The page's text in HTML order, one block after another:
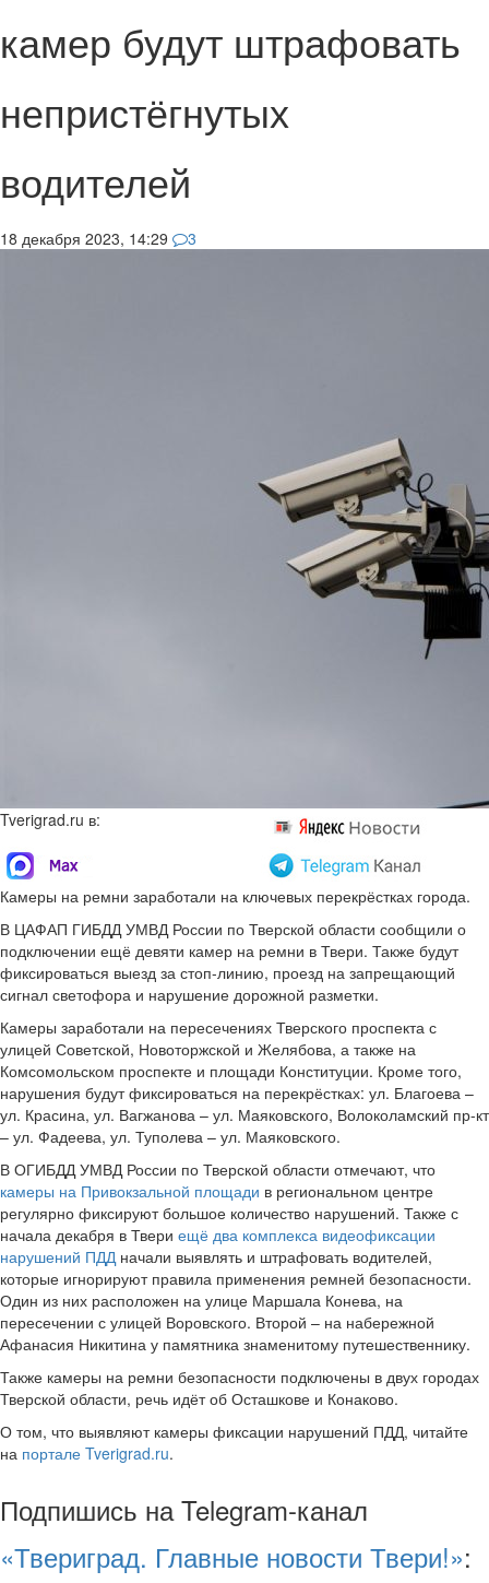
камер будут штрафовать
непристёгнутых
водителей
18 декабря 2023, 14:29 3
Tverigrad.ru в:
Камеры на ремни заработали на ключевых перекрёстках города.
В ЦАФАП ГИБДД УМВД России по Тверской области сообщили о
подключении ещё девяти камер на ремни в Твери. Также будут
фиксироваться выезд за стоп-линию, проезд на запрещающий
сигнал светофора и нарушение дорожной разметки.
Камеры заработали на пересечениях Тверского проспекта с
улицей Советской, Новоторжской и Желябова, а также на
Комсомольском проспекте и площади Конституции. Кроме того,
нарушения будут фиксироваться на перекрёстках: ул. Благоева –
ул. Красина, ул. Вагжанова – ул. Маяковского, Волоколамский пр-кт
– ул. Фадеева, ул. Туполева – ул. Маяковского.
В ОГИБДД УМВД России по Тверской области отмечают, что
камеры на Привокзальной площади в региональном центре
регулярно фиксируют большое количество нарушений. Также с
начала декабря в Твери ещё два комплекса видеофиксации
нарушений ПДД начали выявлять и штрафовать водителей,
которые игнорируют правила применения ремней безопасности.
Один из них расположен на улице Маршала Конева, на
пересечении с улицей Воровского. Второй – на набережной
Афанасия Никитина у памятника знаменитому путешественнику.
Также камеры на ремни безопасности подключены в двух городах
Тверской области, речь идёт об Осташкове и Конаково.
О том, что выявляют камеры фиксации нарушений ПДД, читайте
на портале Tverigrad.ru.
Подпишись на Telegram-канал
«Твериград. Главные новости Твери!»: